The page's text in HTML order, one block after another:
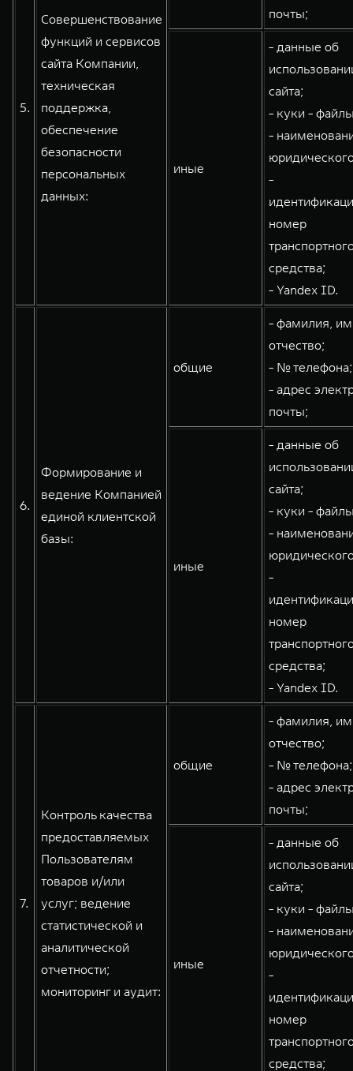
5.
Совершенствование
функций и сервисов
сайта Компании,
техническая
поддержка,
обеспечение
безопасности
персональных
данных:
почты;
иные
- данные об
сайта;
- куки -
-
-
номер
средства;
- Yandex ID.
6.
Формирование и
ведение Компанией
единой клиентской
базы:
общие
- фамилия,
отчество;
- № телефона;
- адрес
почты;
иные
- данные об
сайта;
- куки -
-
-
номер
средства;
- Yandex ID.
7.
Контроль качества
предоставляемых
Пользователям
товаров и/или
услуг; ведение
статистической и
аналитической
отчетности;
мониторинг и аудит:
общие
- фамилия,
отчество;
- № телефона;
- адрес
почты;
иные
- данные об
сайта;
- куки -
-
-
номер
средства;